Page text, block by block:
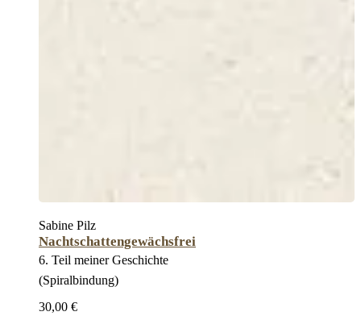
Sabine Pilz
Nachtschattengewächsfrei
6. Teil meiner Geschichte
(Spiralbindung)
30,00 €